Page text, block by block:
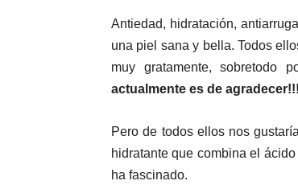
Antiedad, hidratación,
una piel sana y bella. Todos
muy gratamente, sobretodo
actualmente es de agradecer!!!
Pero de todos ellos nos
hidratante que combina el
ha fascinado.